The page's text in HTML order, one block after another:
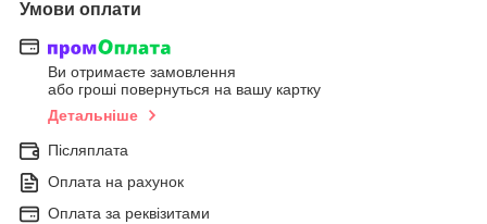
Умови оплати
Ви отримаєте замовлення
або гроші повернуться на вашу картку
Детальніше
Післяплата
Оплата на рахунок
Оплата за реквізитами